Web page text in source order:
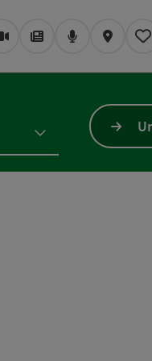
WebcamsMagazin/Blog
PodcastKarte